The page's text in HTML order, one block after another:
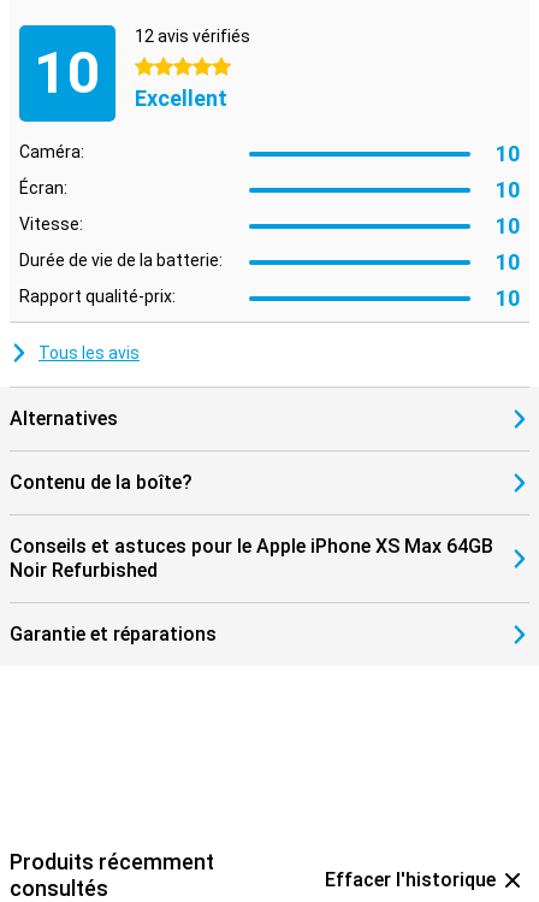
10
12 avis vérifiés
5 étoiles
Excellent
Caméra: 10
Écran: 10
Vitesse: 10
Durée de vie de la batterie: 10
Rapport qualité-prix: 10
Tous les avis
Alternatives
Contenu de la boîte?
Conseils et astuces pour le Apple iPhone XS Max 64GB
Noir Refurbished
Garantie et réparations
Produits récemment
consultés
Effacer l'historique